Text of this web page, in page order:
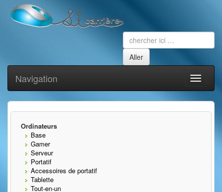
Toggle
Navigation
Ordinateurs
Base
Gamer
Serveur
Portatif
Accessoires de portatif
Tablette
Tout-en-un